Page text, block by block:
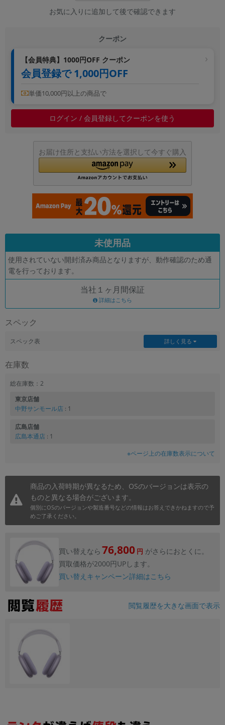
お気に入りに追加して後で確認できます
クーポン
【会員特典】1000円OFF クーポン
会員登録で 1,000円OFF
単価10,000円以上の商品で
ログイン / 会員登録してクーポンを使う
お届け住所と支払い方法を選択して今すぐ購入
未使用品
使用されていない開封済み商品となりますが、動作確認のため通
電を行っております。
当社１ヶ月間保証
詳細はこちら
スペック
スペック表 詳しく見る
在庫数
総在庫数：2
東京店舗
中野サンモール店 : 1
広島店舗
広島本通店 : 1
※ページ上の在庫数表示について
商品の入荷時期が異なるため、OSのバージョンは表示の
ものと異なる場合がございます。
個別にOSのバージョンや製造番号などの情報はお答えできかねますので予
めご了承ください。
買い替えなら 76,800 円 がさらにおとくに。
買取価格が2000円UPします。
買い替えキャンペーン詳細はこちら
閲覧履歴を大きな画面で表示
~
モニタサイズ
~
円 ～ 円
各項目のチェックボックスは「or検索」となります。
ただし機能別のみ「and検索」となります。